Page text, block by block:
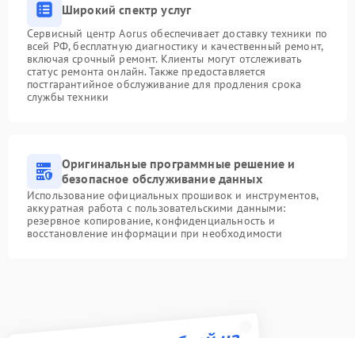
Широкий спектр услуг
Сервисный центр Aorus обеспечивает доставку техники по
всей РФ, бесплатную диагностику и качественный ремонт,
включая срочный ремонт. Клиенты могут отслеживать
статус ремонта онлайн. Также предоставляется
постгарантийное обслуживание для продления срока
службы техники
Оригинальные программные решение и
безопасное обслуживание данных
Использование официальных прошивок и инструментов,
аккуратная работа с пользовательскими данными:
резервное копирование, конфиденциальность и
восстановление информации при необходимости